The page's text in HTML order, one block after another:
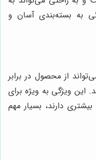
به بسته‌بندی آسان و
از محصول در برابر
ویژگی به ویژه برای
دارند، بسیار مهم